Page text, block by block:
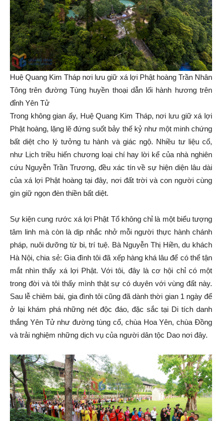
Huệ Quang Kim Tháp nơi lưu giữ xá lợi Phật hoàng Trần Nhân
Tông trên đường Tùng huyền thoại dẫn lối hành hương trên
đỉnh Yên Tử
Trong không gian ấy, Huệ Quang Kim Tháp, nơi lưu giữ xá lợi
Phật hoàng, lặng lẽ đứng suốt bảy thế kỷ như một minh chứng
bất diệt cho lý tưởng tu hành và giác ngộ. Nhiều tư liệu cổ,
như Lịch triều hiến chương loại chí hay lời kể của nhà nghiên
cứu Nguyễn Trần Trương, đều xác tín về sự hiện diện lâu dài
của xá lợi Phật hoàng tại đây, nơi đất trời và con người cùng
gìn giữ ngọn đèn thiền bất diệt.
Sự kiện cung rước xá lợi Phật Tổ không chỉ là một biểu tượng
tâm linh mà còn là dịp nhắc nhở mỗi người thực hành chánh
pháp, nuôi dưỡng từ bi, trí tuệ. Bà Nguyễn Thị Hiền, du khách
Hà Nội, chia sẻ: Gia đình tôi đã xếp hàng khá lâu để có thể tận
mắt nhìn thấy xá lợi Phật. Với tôi, đây là cơ hội chỉ có một
trong đời và tôi thấy mình thật sự có duyên với vùng đất này.
Sau lễ chiêm bái, gia đình tôi cũng đã dành thời gian 1 ngày để
ở lại khám phá những nét độc đáo, đặc sắc tại Di tích danh
thắng Yên Tử như đường tùng cổ, chùa Hoa Yên, chùa Đồng
và trải nghiệm những dịch vụ của người dân tộc Dao nơi đây.